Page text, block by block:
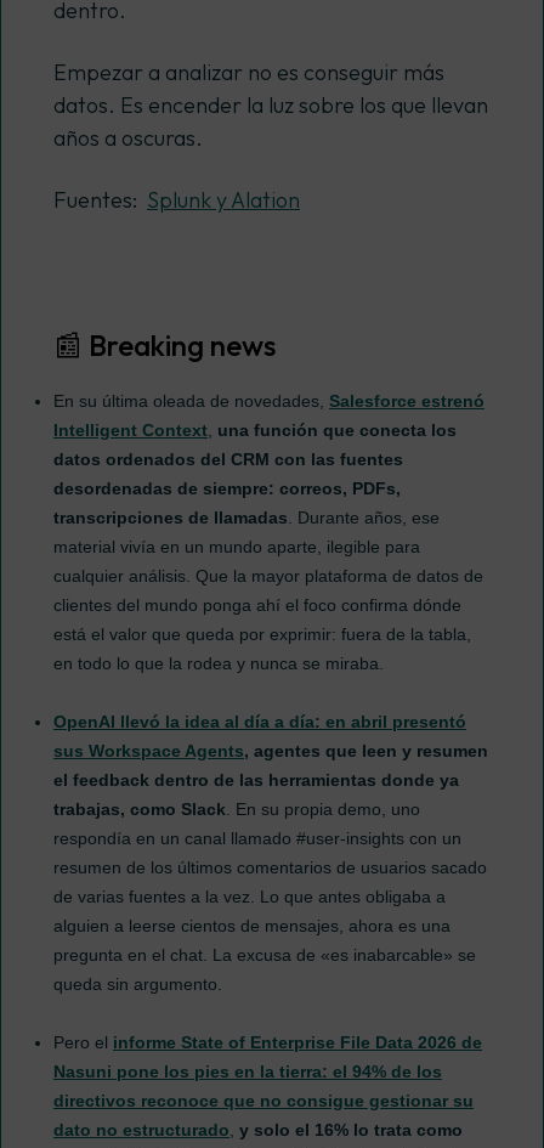
dentro.
Empezar a analizar no es conseguir más
datos. Es encender la luz sobre los que llevan
años a oscuras.
Fuentes: Splunk y Alation
📰 Breaking news
En su última oleada de novedades, Salesforce estrenó
Intelligent Context, una función que conecta los
datos ordenados del CRM con las fuentes
desordenadas de siempre: correos, PDFs,
transcripciones de llamadas. Durante años, ese
material vivía en un mundo aparte, ilegible para
cualquier análisis. Que la mayor plataforma de datos de
clientes del mundo ponga ahí el foco confirma dónde
está el valor que queda por exprimir: fuera de la tabla,
en todo lo que la rodea y nunca se miraba.
OpenAI llevó la idea al día a día: en abril presentó
sus Workspace Agents, agentes que leen y resumen
el feedback dentro de las herramientas donde ya
trabajas, como Slack. En su propia demo, uno
respondía en un canal llamado #user-insights con un
resumen de los últimos comentarios de usuarios sacado
de varias fuentes a la vez. Lo que antes obligaba a
alguien a leerse cientos de mensajes, ahora es una
pregunta en el chat. La excusa de «es inabarcable» se
queda sin argumento.
Pero el informe State of Enterprise File Data 2026 de
Nasuni pone los pies en la tierra: el 94% de los
directivos reconoce que no consigue gestionar su
dato no estructurado, y solo el 16% lo trata como